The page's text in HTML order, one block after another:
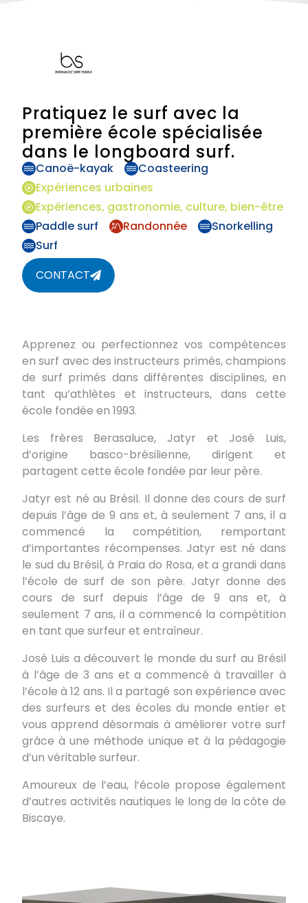
Pratiquez le surf avec la
première école spécialisée
dans le longboard surf.
Canoë-kayak
Coasteering
Expériences urbaines
Expériences, gastronomie, culture, bien-être
Paddle surf
Randonnée
Snorkelling
Surf
CONTACT
Apprenez ou perfectionnez vos compétences
en surf avec des instructeurs primés, champions
de surf primés dans différentes disciplines, en
tant qu’athlètes et instructeurs, dans cette
école fondée en 1993.
Les frères Berasaluce, Jatyr et José Luis,
d’origine basco-brésilienne, dirigent et
partagent cette école fondée par leur père.
Jatyr est né au Brésil. Il donne des cours de surf
depuis l’âge de 9 ans et, à seulement 7 ans, il a
commencé la compétition, remportant
d’importantes récompenses. Jatyr est né dans
le sud du Brésil, à Praia do Rosa, et a grandi dans
l’école de surf de son père. Jatyr donne des
cours de surf depuis l’âge de 9 ans et, à
seulement 7 ans, il a commencé la compétition
en tant que surfeur et entraîneur.
José Luis a découvert le monde du surf au Brésil
à l’âge de 3 ans et a commencé à travailler à
l’école à 12 ans. Il a partagé son expérience avec
des surfeurs et des écoles du monde entier et
vous apprend désormais à améliorer votre surf
grâce à une méthode unique et à la pédagogie
d’un véritable surfeur.
Amoureux de l’eau, l’école propose également
d’autres activités nautiques le long de la côte de
Biscaye.